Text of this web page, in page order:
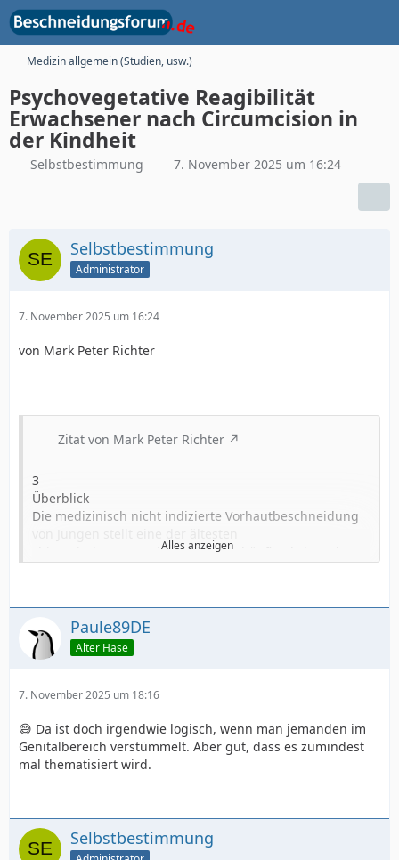
Medizin allgemein (Studien, usw.)
Psychovegetative Reagibilität
Erwachsener nach Circumcision in
der Kindheit
Selbstbestimmung 7. November 2025 um 16:24
Selbstbestimmung
Administrator
7. November 2025 um 16:24
von Mark Peter Richter
Zitat von Mark Peter Richter
3
Überblick
Die medizinisch nicht indizierte Vorhautbeschneidung
chirurgischen Prozeduren dar. Die häufig als harmlos
Hautareals des männlichen Gliedes birgt
tatsächlich eine Vielzahl an Risiken, die neben teils
schweren postoperativen Komplikationen
zu dauerhaften Einschränkungen, beispielsweise der
können. Die aktuelle Studienlage legt ebenfalls
Beschneidungsfolgen nahe. Eine der
schwerwiegendsten stellt die posttraumatische
Belastungsstörung (PTBS) als Folge einer traumatisch
verzerrungsanfällige Selbstauskünfte oder
Kohortenstudien, bis zum heutigen Tage fehlt ein
experimenteller Nachweis unter
Alles anzeigen
Paule89DE
Alter Hase
7. November 2025 um 18:16
😅 Da ist doch irgendwie logisch, wenn man jemanden im
Genitalbereich verstümmelt. Aber gut, dass es zumindest
mal thematisiert wird.
Selbstbestimmung